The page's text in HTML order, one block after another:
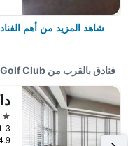
شاهد المزيد من أهم
فنادق بالقرب من Dalziel Park Hotel & Golf Club
4 نجوم
4.9 كيلومتر عن وسط